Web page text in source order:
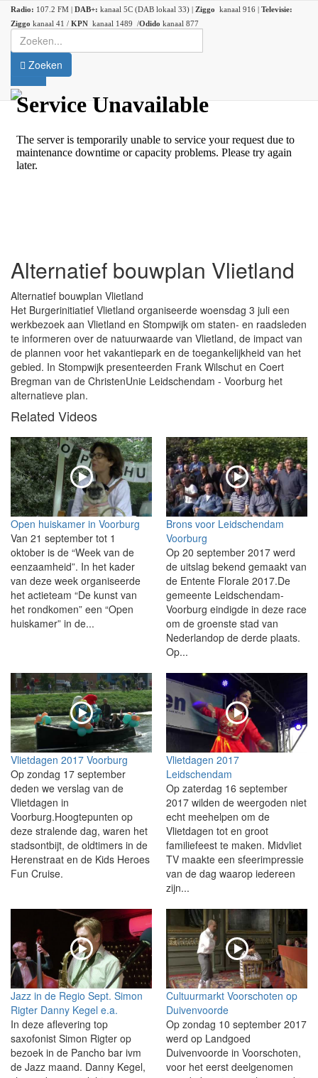
Radio: 107.2 FM | DAB+: kanaal 5C (DAB lokaal 33) | Ziggo kanaal 916 | Televisie:
Ziggo kanaal 41 / KPN kanaal 1489 /Odido kanaal 877
Zoeken
Alternatief bouwplan Vlietland
Alternatief bouwplan Vlietland
Het Burgerinitiatief Vlietland organiseerde woensdag 3 juli een
werkbezoek aan Vlietland en Stompwijk om staten- en raadsleden
te informeren over de natuurwaarde van Vlietland, de impact van
de plannen voor het vakantiepark en de toegankelijkheid van het
gebied. In Stompwijk presenteerden Frank Wilschut en Coert
Bregman van de ChristenUnie Leidschendam - Voorburg het
alternatieve plan.
Related Videos
Open huiskamer in Voorburg
Van 21 september tot 1
oktober is de “Week van de
eenzaamheid”. In het kader
van deze week organiseerde
het actieteam “De kunst van
het rondkomen” een “Open
huiskamer” in de...
Brons voor Leidschendam
Voorburg
Op 20 september 2017 werd
de uitslag bekend gemaakt van
de Entente Florale 2017.De
gemeente Leidschendam-
Voorburg eindigde in deze race
om de groenste stad van
Nederlandop de derde plaats.
Op...
Vlietdagen 2017 Voorburg
Op zondag 17 september
deden we verslag van de
Vlietdagen in
Voorburg.Hoogtepunten op
deze stralende dag, waren het
stadsontbijt, de oldtimers in de
Herenstraat en de Kids Heroes
Fun Cruise.
Vlietdagen 2017
Leidschendam
Op zaterdag 16 september
2017 wilden de weergoden niet
echt meehelpen om de
Vlietdagen tot en groot
familiefeest te maken. Midvliet
TV maakte een sfeerimpressie
van de dag waarop iedereen
zijn...
Jazz in de Regio Sept. Simon
Rigter Danny Kegel e.a.
In deze aflevering top
saxofonist Simon Rigter op
bezoek in de Pancho bar ivm
de Jazz maand. Danny Kegel,
Cultuurmarkt Voorschoten op
Duivenvoorde
Op zondag 10 september 2017
werd op Landgoed
Duivenvoorde in Voorschoten,
voor het eerst deelgenomen